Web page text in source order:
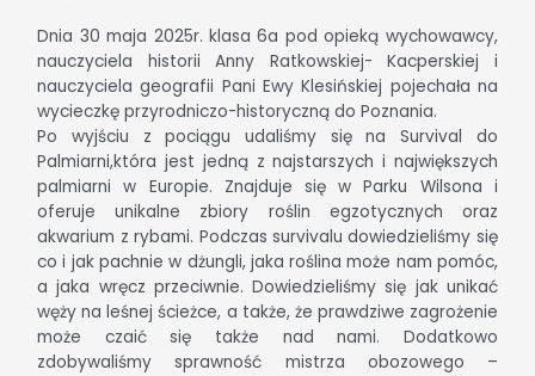
Dnia 30 maja 2025r. klasa 6a pod opieką wychowawcy,
nauczyciela historii Anny Ratkowskiej- Kacperskiej i
nauczyciela geografii Pani Ewy Klesińskiej pojechała na
wycieczkę przyrodniczo-historyczną do Poznania.
Po wyjściu z pociągu udaliśmy się na Survival do
Palmiarni,która jest jedną z najstarszych i największych
palmiarni w Europie. Znajduje się w Parku Wilsona i
oferuje unikalne zbiory roślin egzotycznych oraz
akwarium z rybami. Podczas survivalu dowiedzieliśmy się
co i jak pachnie w dżungli, jaka roślina może nam pomóc,
a jaka wręcz przeciwnie. Dowiedzieliśmy się jak unikać
węży na leśnej ścieżce, a także, że prawdziwe zagrożenie
może czaić się także nad nami. Dodatkowo
zdobywaliśmy sprawność mistrza obozowego –